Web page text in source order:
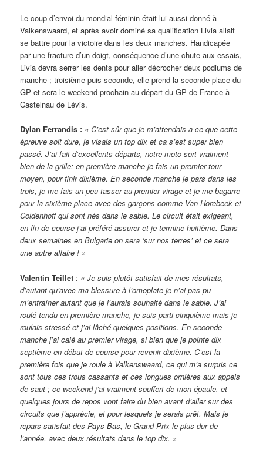
Le coup d’envoi du mondial féminin était lui aussi donné à
Valkenswaard, et après avoir dominé sa qualification Livia allait
se battre pour la victoire dans les deux manches. Handicapée
par une fracture d’un doigt, conséquence d’une chute aux essais,
Livia devra serrer les dents pour aller décrocher deux podiums de
manche ; troisième puis seconde, elle prend la seconde place du
GP et sera le weekend prochain au départ du GP de France à
Castelnau de Lévis.
Dylan Ferrandis : « C’est sûr que je m’attendais a ce que cette
épreuve soit dure, je visais un top dix et ca s’est super bien
passé. J’ai fait d’excellents départs, notre moto sort vraiment
bien de la grille; en première manche je fais un premier tour
moyen, pour finir dixième. En seconde manche je pars dans les
trois, je me fais un peu tasser au premier virage et je me bagarre
pour la sixième place avec des garçons comme Van Horebeek et
Coldenhoff qui sont nés dans le sable. Le circuit était exigeant,
en fin de course j’ai préféré assurer et je termine huitième. Dans
deux semaines en Bulgarie on sera ‘sur nos terres’ et ce sera
une autre affaire ! »
Valentin Teillet : « Je suis plutôt satisfait de mes résultats,
d’autant qu’avec ma blessure à l’omoplate je n’ai pas pu
m’entraîner autant que je l’aurais souhaité dans le sable. J’ai
roulé tendu en première manche, je suis parti cinquième mais je
roulais stressé et j’ai lâché quelques positions. En seconde
manche j’ai calé au premier virage, si bien que je pointe dix
septième en début de course pour revenir dixième. C’est la
première fois que je roule à Valkenswaard, ce qui m’a surpris ce
sont tous ces trous cassants et ces longues ornières aux appels
de saut ; ce weekend j’ai vraiment souffert de mon épaule, et
quelques jours de repos vont faire du bien avant d’aller sur des
circuits que j’apprécie, et pour lesquels je serais prêt. Mais je
repars satisfait des Pays Bas, le Grand Prix le plus dur de
l’année, avec deux résultats dans le top dix. »